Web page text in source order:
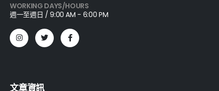
WORKING DAYS/HOURS
週一至週日 / 9:00 AM - 6:00 PM
文章資訊